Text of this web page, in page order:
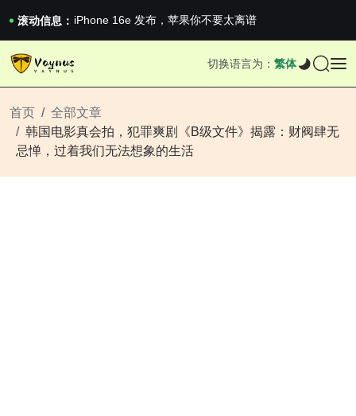
滚动信息： 2026澳网男单收官：全满贯对上全满亚，德约...
《巅峰守卫 Highguard》正式上线，官...
iPhone 16e 发布，苹果你不要太离谱
iPhone 16e 发布，苹果你不要太离谱
切换语言为： 繁体
首页
全部文章
韩国电影真会拍，犯罪爽剧《B级文件》揭露：财阀肆无
忌惮，过着我们无法想象的生活